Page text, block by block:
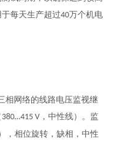
每天生产超过40万个机电
相网络的线路电压监视继
380…415 V ，中性线）。监
，相位旋转，缺相，中性